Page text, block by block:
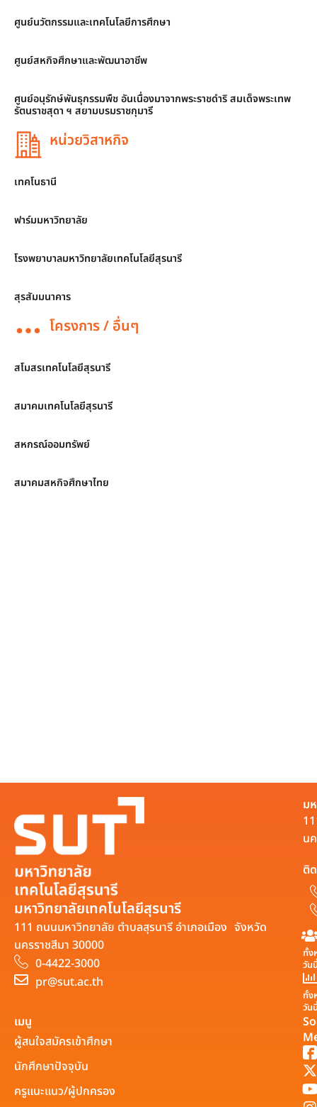
ศูนย์นวัตกรรมและเทคโนโลยีการศึกษา
ศูนย์สหกิจศึกษาและพัฒนาอาชีพ
ศูนย์อนุรักษ์พันธุกรรมพืช อันเนื่องมาจากพระราชดำริ สมเด็จพระเทพ
รัตนราชสุดา ฯ สยามบรมราชกุมารี
หน่วยวิสาหกิจ
เทคโนธานี
ฟาร์มมหาวิทยาลัย
โรงพยาบาลมหาวิทยาลัยเทคโนโลยีสุรนารี
สุรสัมมนาคาร
โครงการ / อื่นๆ
สโมสรเทคโนโลยีสุรนารี
สมาคมเทคโนโลยีสุรนารี
สหกรณ์ออมทรัพย์
สมาคมสหกิจศึกษาไทย
มหาวิทยาลัยเทคโนโลยีสุรนารี
111 ถนนมหาวิทยาลัย ตำบลสุรนารี อำเภอเมือง จังหวัด
นครราชสีมา 30000
0-4422-3000
pr@sut.ac.th
ม
น
ติ
ทั้ง
วัน
ทั้ง
วัน
เมนู
ผู้สนใจสมัครเข้าศึกษา
นักศึกษาปัจจุบัน
ครูแนะแนว/ผู้ปกครอง